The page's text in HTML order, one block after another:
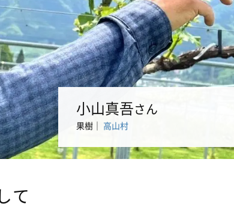
小山真吾さん
果樹 ｜ 高山村
て